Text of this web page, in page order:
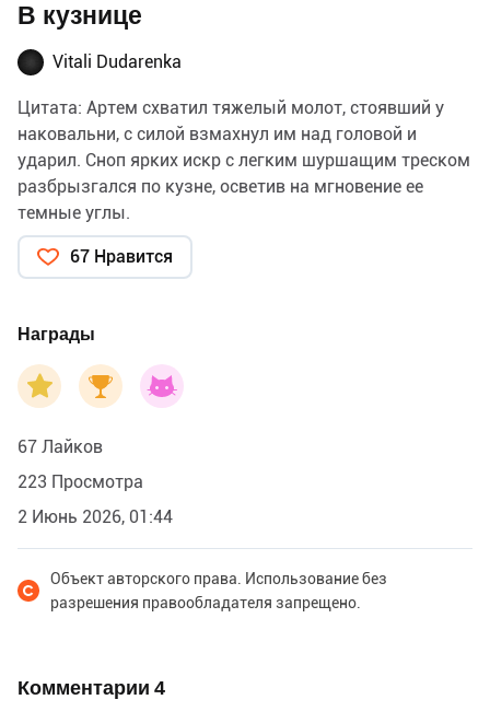
В кузнице
Vitali Dudarenka
Цитата: Артем схватил тяжелый молот, стоявший у
наковальни, с силой взмахнул им над головой и
ударил. Сноп ярких искр с легким шуршащим треском
разбрызгался по кузне, осветив на мгновение ее
темные углы.
Политовский поворачивал раскаленный кусок под
мощные удары, и железо послушно плющилось, как
67 Нравится
Награды
67 Лайков
223 Просмотра
2 Июнь 2026, 01:44
Объект авторского права. Использование без
разрешения правообладателя запрещено.
Комментарии 4